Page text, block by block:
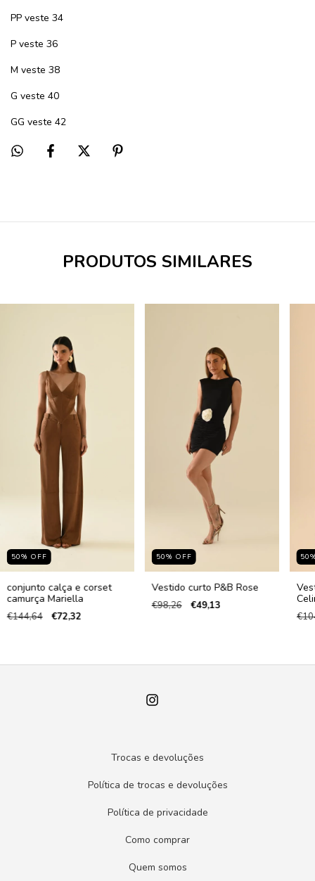
PP veste 34
P veste 36
M veste 38
G veste 40
GG veste 42
PRODUTOS SIMILARES
50% OFF
conjunto calça e corset
camurça Mariella
€144,64 €72,32
50% OFF
Vestido curto P&B Rose
€98,26 €49,13
50
Trocas e devoluções
Política de trocas e devoluções
Política de privacidade
Como comprar
Quem somos